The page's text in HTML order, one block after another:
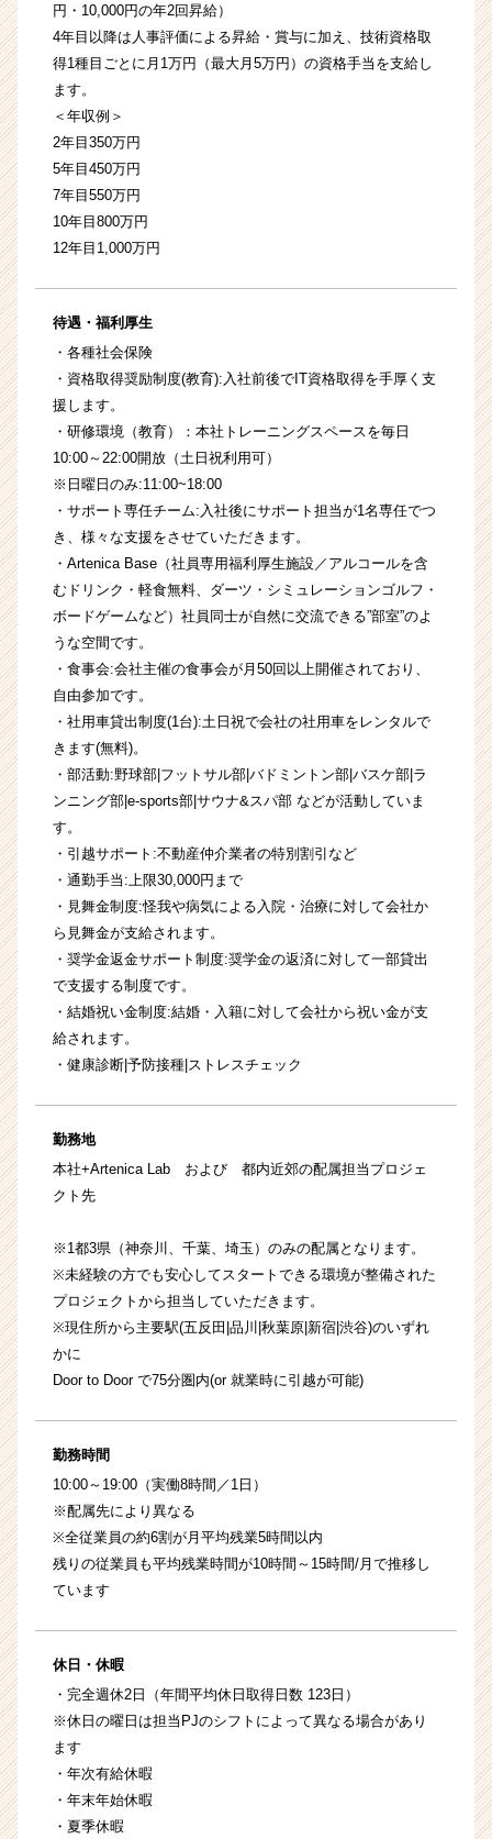
円・10,000円の年2回昇給）
4年目以降は人事評価による昇給・賞与に加え、技術資格取
得1種目ごとに月1万円（最大月5万円）の資格手当を支給し
ます。
＜年収例＞
2年目350万円
5年目450万円
7年目550万円
10年目800万円
12年目1,000万円
待遇・福利厚生
・各種社会保険
・資格取得奨励制度(教育):入社前後でIT資格取得を手厚く支
援します。
・研修環境（教育）：本社トレーニングスペースを毎日
10:00～22:00開放（土日祝利用可）
※日曜日のみ:11:00~18:00
・サポート専任チーム:入社後にサポート担当が1名専任でつ
き、様々な支援をさせていただきます。
・Artenica Base（社員専用福利厚生施設／アルコールを含
むドリンク・軽食無料、ダーツ・シミュレーションゴルフ・
ボードゲームなど）社員同士が自然に交流できる”部室”のよ
うな空間です。
・食事会:会社主催の食事会が月50回以上開催されており、
自由参加です。
・社用車貸出制度(1台):土日祝で会社の社用車をレンタルで
きます(無料)。
・部活動:野球部|フットサル部|バドミントン部|バスケ部|ラ
ンニング部|e-sports部|サウナ&スパ部 などが活動していま
す。
・引越サポート:不動産仲介業者の特別割引など
・通勤手当:上限30,000円まで
・見舞金制度:怪我や病気による入院・治療に対して会社か
ら見舞金が支給されます。
・奨学金返金サポート制度:奨学金の返済に対して一部貸出
で支援する制度です。
・結婚祝い金制度:結婚・入籍に対して会社から祝い金が支
給されます。
・健康診断|予防接種|ストレスチェック
勤務地
本社+Artenica Lab および 都内近郊の配属担当プロジェ
クト先
※1都3県（神奈川、千葉、埼玉）のみの配属となります。
※未経験の方でも安心してスタートできる環境が整備された
プロジェクトから担当していただきます。
※現住所から主要駅(五反田|品川|秋葉原|新宿|渋谷)のいずれ
かに
Door to Door で75分圏内(or 就業時に引越が可能)
勤務時間
10:00～19:00（実働8時間／1日）
※配属先により異なる
※全従業員の約6割が月平均残業5時間以内
残りの従業員も平均残業時間が10時間～15時間/月で推移し
ています
休日・休暇
・完全週休2日（年間平均休日取得日数 123日）
※休日の曜日は担当PJのシフトによって異なる場合があり
ます
・年次有給休暇
・年末年始休暇
・夏季休暇